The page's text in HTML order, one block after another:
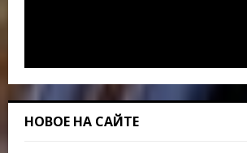
е
й
НОВОЕ НА САЙТЕ